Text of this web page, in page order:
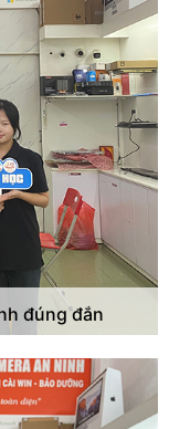
đúng đắn